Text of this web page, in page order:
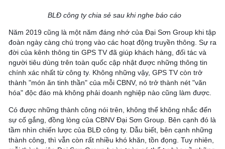
BLĐ công ty chia sẻ sau khi nghe báo cáo
Năm 2019 cũng là một năm đáng nhớ của Đại Sơn Group khi tập
đoàn ngày càng chú trọng vào các hoạt động truyền thông. Sự ra
đời của kênh thông tin GPS TV đã giúp khách hàng, đối tác và
người tiêu dùng trên toàn quốc cập nhật được những thông tin
chính xác nhất từ công ty. Không những vậy, GPS TV còn trở
thành "món ăn tinh thần" của mỗi CBNV, nó trở thành nét "văn
hóa" độc đáo mà không phải doanh nghiệp nào cũng làm được.
Có được những thành công nói trên, không thể không nhắc đến
sự cố gắng, đồng lòng của CBNV Đại Sơn Group. Bên cạnh đó là
tầm nhìn chiến lược của BLĐ công ty. Dẫu biết, bên cạnh những
thành công, thì vẫn còn rất nhiều khó khăn, tồn đọng. Tuy nhiên,